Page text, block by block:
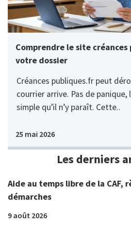
Comprendre le site
votre dossier
Créances publiques.fr peut
courrier arrive. Pas de panique,
simple qu’il n’y paraît. Cette..
25 mai 2026
Les derniers
Aide au temps libre de la CAF,
démarches
9 août 2026